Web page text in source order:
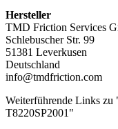
Hersteller
TMD Friction Services
Schlebuscher Str. 99
51381 Leverkusen
Deutschland
info@tmdfriction.com
Weiterführende Links zu
T8220SP2001"